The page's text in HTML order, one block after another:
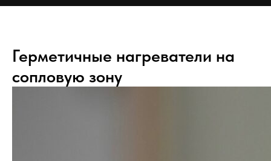
Герметичные нагреватели на
сопловую зону